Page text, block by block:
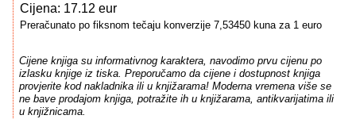
Cijena: 17.12 eur
Preračunato po fiksnom tečaju konverzije 7,53450 kuna za 1 euro
Cijene knjiga su informativnog karaktera, navodimo prvu cijenu po
izlasku knjige iz tiska. Preporučamo da cijene i dostupnost knjiga
provjerite kod nakladnika ili u knjižarama! Moderna vremena više se
ne bave prodajom knjiga, potražite ih u knjižarama, antikvarijatima ili
u knjižnicama.